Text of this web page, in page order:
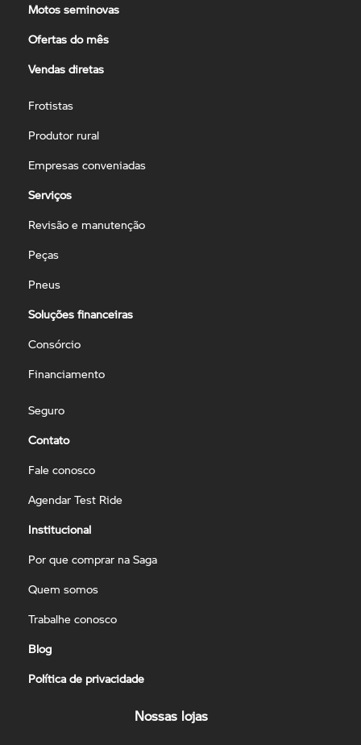
Motos seminovas
Ofertas do mês
Vendas diretas
Frotistas
Produtor rural
Empresas conveniadas
Serviços
Revisão e manutenção
Peças
Pneus
Soluções financeiras
Consórcio
Financiamento
Seguro
Contato
Fale conosco
Agendar Test Ride
Institucional
Por que comprar na Saga
Quem somos
Trabalhe conosco
Blog
Política de privacidade
Nossas lojas